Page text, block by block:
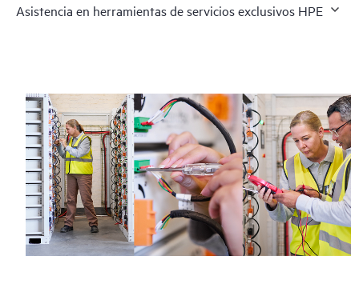
Asistencia en herramientas de servicios exclusivos HPE